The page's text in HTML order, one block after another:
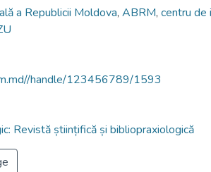
a Republicii Moldova, ABRM, centru de
handle/123456789/1593
Revistă științifică și bibliopraxiologică